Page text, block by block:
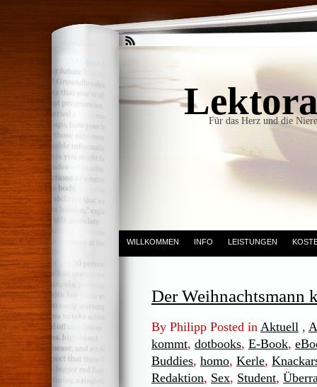
Für das Herz und die
WILLKOMMEN INFO LEISTUNGEN
Der Weihnachtsmann
By Philipp Posted in Aktuell ,
kommt, dotbooks, E-Book,
Buddies, homo, Kerle,
Redaktion, Sex, Student,